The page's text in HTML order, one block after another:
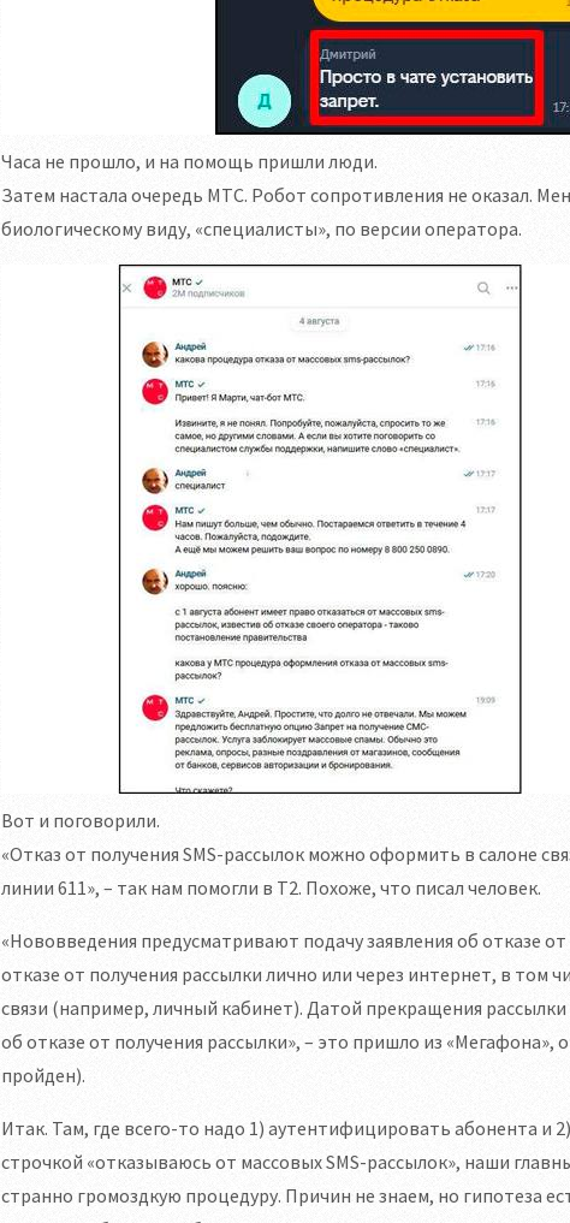
Часа не прошло, и на помощь пришли люди.
Затем настала очередь МТС. Робот сопротивления не оказал.
биологическому виду, «специалисты», по версии оператора.
Вот и поговорили.
«Отказ от получения SMS-рассылок можно оформить в салоне
линии 611», – так нам помогли в Т2. Похоже, что писал человек.
«Нововведения предусматривают подачу заявления об отказе
отказе от получения рассылки лично или через интернет, в
связи (например, личный кабинет). Датой прекращения
об отказе от получения рассылки», – это пришло из
пройден).
Итак. Там, где всего-то надо 1) аутентифицировать абонента и
строчкой «отказываюсь от массовых SMS-рассылок», наши
странно громоздкую процедуру. Причин не знаем, но гипотеза